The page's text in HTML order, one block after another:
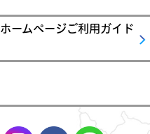
ホームページご利用ガイド